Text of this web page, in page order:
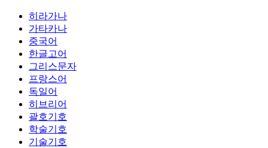
히라가나
가타카나
중국어
한글고어
그리스문자
프랑스어
독일어
히브리어
괄호기호
학술기호
기술기호